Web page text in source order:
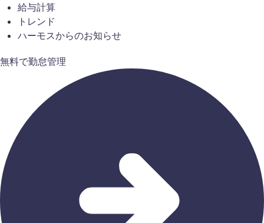
給与計算
トレンド
ハーモスからのお知らせ
無料で勤怠管理